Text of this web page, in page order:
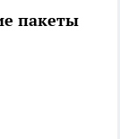
пакеты